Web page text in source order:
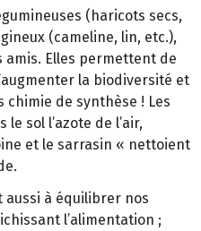
(haricots secs,
(cameline, lin, etc.),
amis. Elles permettent de
la biodiversité et
chimie de synthèse ! Les
sol l’azote de l’air,
et le sarrasin « nettoient
aussi à équilibrer nos
l’alimentation ;